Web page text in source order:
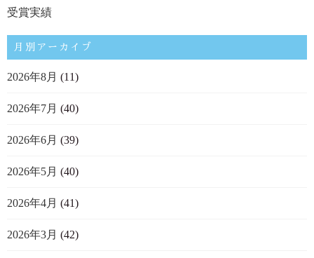
受賞実績
月別アーカイブ
2026年8月 (11)
2026年7月 (40)
2026年6月 (39)
2026年5月 (40)
2026年4月 (41)
2026年3月 (42)